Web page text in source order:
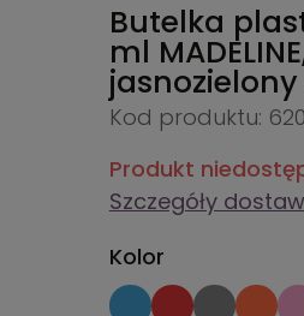
Butelka
ml
jasnozielony
Kod produktu:
Produkt
Szczegóły
Kolor